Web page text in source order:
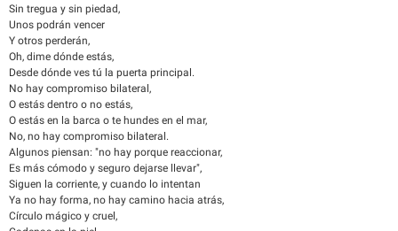
Sin tregua y sin piedad,
Unos podrán vencer
Y otros perderán,
Oh, dime dónde estás,
Desde dónde ves tú la puerta principal.
No hay compromiso bilateral,
O estás dentro o no estás,
O estás en la barca o te hundes en el mar,
No, no hay compromiso bilateral.
Algunos piensan: "no hay porque reaccionar,
Es más cómodo y seguro dejarse llevar",
Siguen la corriente, y cuando lo intentan
Ya no hay forma, no hay camino hacia atrás,
Círculo mágico y cruel,